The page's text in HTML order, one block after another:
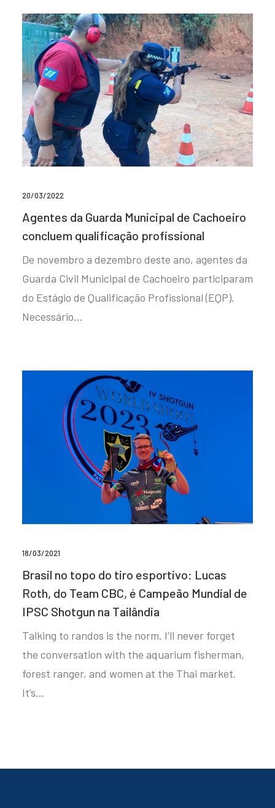
20/03/2022
Agentes da Guarda Municipal de Cachoeiro
concluem qualificação profissional
De novembro a dezembro deste ano, agentes da
Guarda Civil Municipal de Cachoeiro participaram
do Estágio de Qualificação Profissional (EQP).
Necessário…
18/03/2021
Brasil no topo do tiro esportivo: Lucas
Roth, do Team CBC, é Campeão Mundial de
IPSC Shotgun na Tailândia
Talking to randos is the norm. I’ll never forget
the conversation with the aquarium fisherman,
forest ranger, and women at the Thai market.
It’s…